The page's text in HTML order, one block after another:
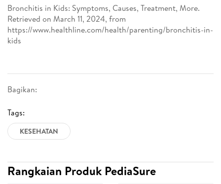
Bagikan:
Tags:
KESEHATAN
Bronchitis in Kids: Symptoms, Causes, Treatment, More.
Retrieved on March 11, 2024, from
https://www.healthline.com/health/parenting/bronchitis-in-
kids
Rangkaian Produk PediaSure